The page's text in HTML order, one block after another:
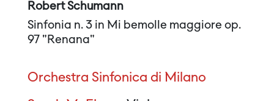
Robert Schumann
Sinfonia n. 3 in Mi bemolle maggiore op.
97 "Renana"
Orchestra Sinfonica di Milano